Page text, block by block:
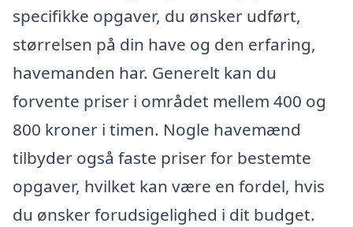
specifikke opgaver, du ønsker udført,
størrelsen på din have og den erfaring,
havemanden har. Generelt kan du
forvente priser i området mellem 400 og
800 kroner i timen. Nogle havemænd
tilbyder også faste priser for bestemte
opgaver, hvilket kan være en fordel, hvis
du ønsker forudsigelighed i dit budget.